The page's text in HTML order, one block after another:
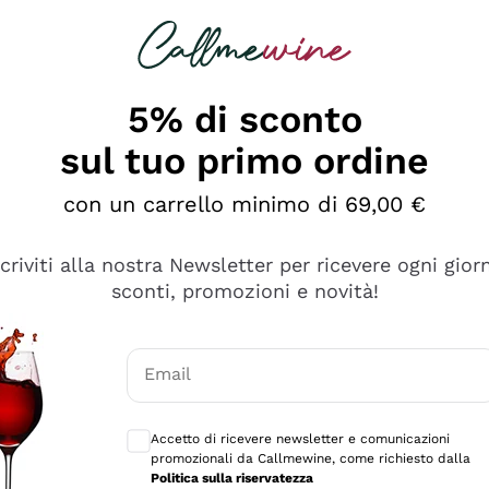
diversi e con un ampio range di prezzo. Le
5% di sconto
sul tuo primo ordine
con un carrello minimo di 69,00 €
alla nostra Newsletter per ricevere ogni
sconti, promozioni e novità!
Email
Accetto di ricevere newsletter e comunicazioni
promozionali da Callmewine, come richiesto dalla
Politica sulla riservatezza